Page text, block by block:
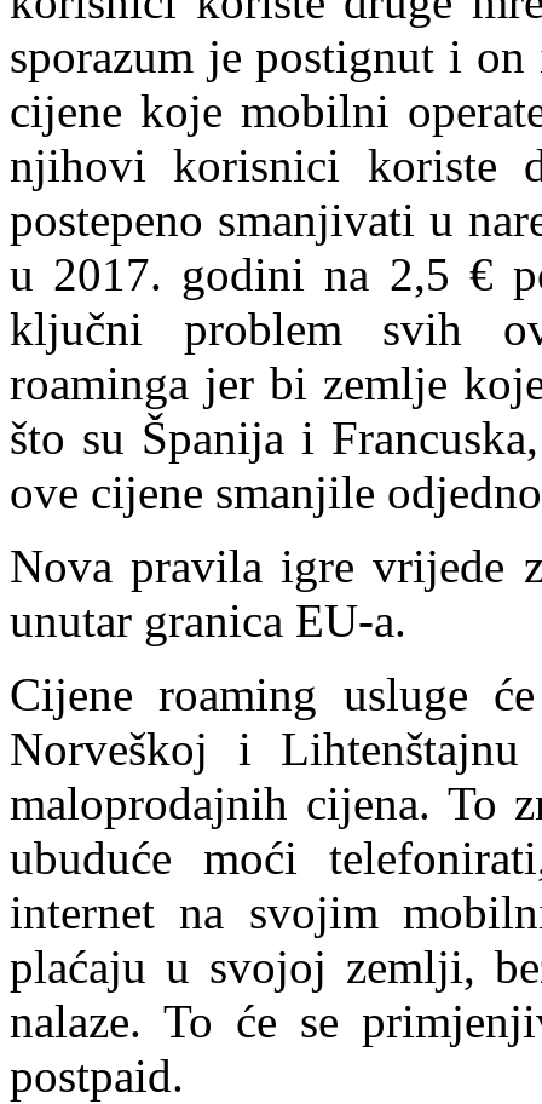
sporazum je postignut i on
cijene koje mobilni
njihovi korisnici koriste
postepeno smanjivati u
u 2017. godini na 2,5 €
ključni problem svih
roaminga jer bi zemlje
što su Španija i
ove cijene smanjile
Nova pravila igre vrijede
unutar granica EU-a.
Cijene roaming usluge
Norveškoj i
maloprodajnih cijena. To
ubuduće moći
internet na svojim
plaćaju u svojoj zemlji,
nalaze. To će se
postpaid.